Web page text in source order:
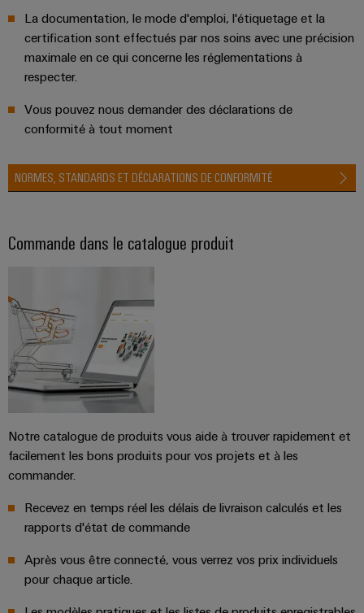
La documentation, le mode d'emploi, l'étiquetage et la
certification sont effectués par nos soins avec une précision
maximale en ce qui concerne les réglementations à
respecter.
Vous pouvez nous demander des déclarations de
conformité à tout moment
NORMES, STANDARDS ET DÉCLARATIONS DE CONFORMITÉ
Commande dans le catalogue produit
Notre catalogue de produits vous aide à trouver rapidement et
facilement les bons produits pour vos projets et à les
commander.
Recevez en temps réel les délais de livraison calculés et les
rapports d'état de commande
Après vous être connecté, vous verrez vos prix individuels
pour chaque article.